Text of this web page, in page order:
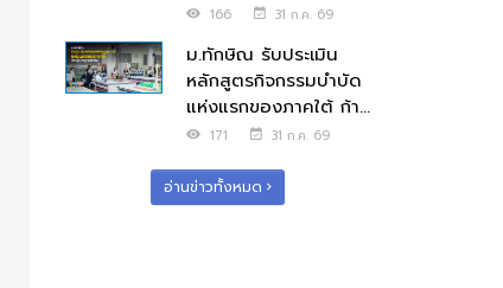
166 31 ก.ค. 69
ม.ทักษิณ รับประเมิน
หลักสูตรกิจกรรมบำบัด
แห่งแรกของภาคใต้ ก้า...
171 31 ก.ค. 69
อ่านข่าวทั้งหมด